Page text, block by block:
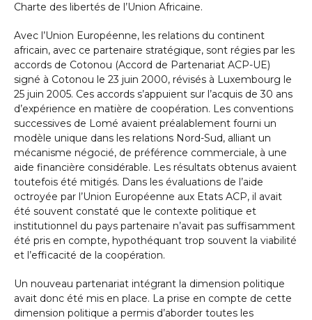
Charte des libertés de l’Union Africaine.
Avec l’Union Européenne, les relations du continent
africain, avec ce partenaire stratégique, sont régies par les
accords de Cotonou (Accord de Partenariat ACP-UE)
signé à Cotonou le 23 juin 2000, révisés à Luxembourg le
25 juin 2005. Ces accords s’appuient sur l’acquis de 30 ans
d’expérience en matière de coopération. Les conventions
successives de Lomé avaient préalablement fourni un
modèle unique dans les relations Nord-Sud, alliant un
mécanisme négocié, de préférence commerciale, à une
aide financière considérable. Les résultats obtenus avaient
toutefois été mitigés. Dans les évaluations de l’aide
octroyée par l’Union Européenne aux Etats ACP, il avait
été souvent constaté que le contexte politique et
institutionnel du pays partenaire n’avait pas suffisamment
été pris en compte, hypothéquant trop souvent la viabilité
et l’efficacité de la coopération.
Un nouveau partenariat intégrant la dimension politique
avait donc été mis en place. La prise en compte de cette
dimension politique a permis d’aborder toutes les